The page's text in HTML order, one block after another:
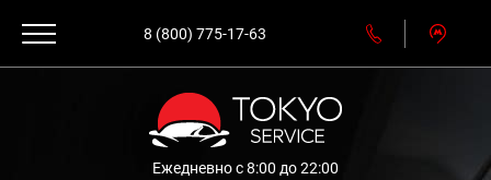
8 (800) 775-17-63
Ежедневно с 8:00 до 22:00